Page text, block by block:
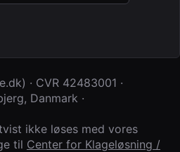
tomt)
) · CVR 42483001 ·
, Danmark ·
ikke løses med vores
til Center for Klageløsning /